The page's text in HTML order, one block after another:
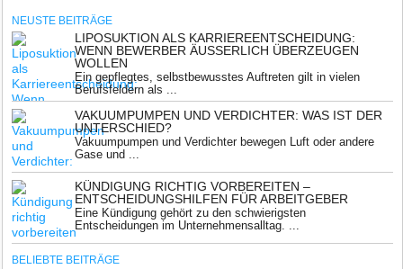
NEUSTE BEITRÄGE
LIPOSUKTION ALS KARRIEREENTSCHEIDUNG:
WENN BEWERBER ÄUSSERLICH ÜBERZEUGEN W
OLLEN
Ein gepflegtes, selbstbewusstes Auftreten gilt in vielen
Berufsfeldern als ...
VAKUUMPUMPEN UND VERDICHTER: WAS IST DER
UNTERSCHIED?
Vakuumpumpen und Verdichter bewegen Luft oder andere
Gase und ...
KÜNDIGUNG RICHTIG VORBEREITEN –
ENTSCHEIDUNGSHILFEN FÜR ARBEITGEBER
Eine Kündigung gehört zu den schwierigsten
Entscheidungen im Unternehmensalltag. ...
BELIEBTE BEITRÄGE